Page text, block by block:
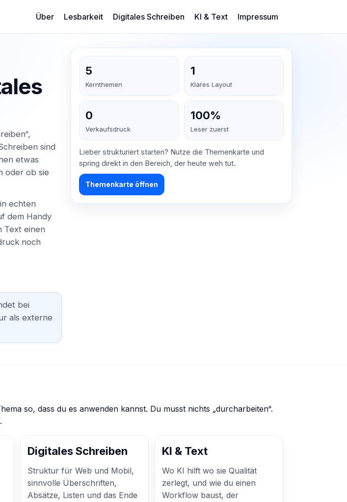
Über Lesbarkeit Digitales Schreiben KI & Text Impressum
sind
etwas
oder ob sie
echten
dem Handy
Text einen
noch
bei
als externe
5
Kernthemen
1
Klares Layout
0
Verkaufsdruck
100%
Leser zuerst
Lieber strukturiert starten? Nutze die Themenkarte und
spring direkt in den Bereich, der heute weh tut.
Themenkarte öffnen
so, dass du es anwenden kannst. Du musst nichts „durcharbeiten“.
Digitales Schreiben
Struktur für Web und Mobil,
sinnvolle Überschriften,
Absätze, Listen und das Ende
KI & Text
Wo KI hilft wo sie Qualität
zerlegt, und wie du einen
Workflow baust, der